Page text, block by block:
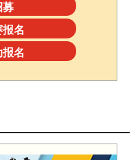
募
名
名